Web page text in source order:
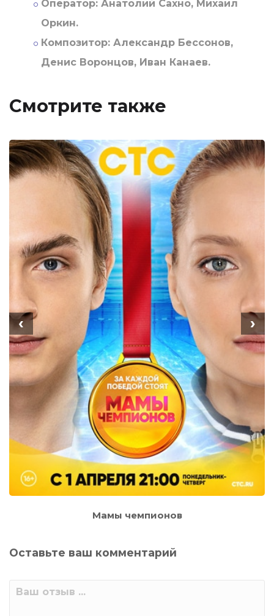
Оператор: Анатолий Сахно, Михаил
Оркин.
Композитор: Александр Бессонов,
Денис Воронцов, Иван Канаев.
Смотрите также
Мамы чемпионов
‹ ›
Оставьте ваш комментарий